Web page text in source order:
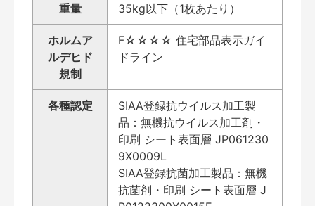
重量 35kg以下（1枚あたり）
ホルムア
ルデヒド
規制
F☆☆☆☆ 住宅部品表示ガイ
ドライン
各種認定
SIAA登録抗ウイルス加工製
品：無機抗ウイルス加工剤・
印刷 シート表面層 JP061230
9X0009L
SIAA登録抗菌加工製品：無機
抗菌剤・印刷 シート表面層 J